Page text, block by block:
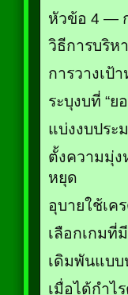
หัวข้อ 4 —
วิธีการบริห
การวางเป้
ระบุงบที่ “ย
แบ่งงบประ
ตั้งความมุ่ง
หยุด
อุบายใช้เค
เลือกเกมที่
เดิมพันแบบ
เมื่อได้กำไ